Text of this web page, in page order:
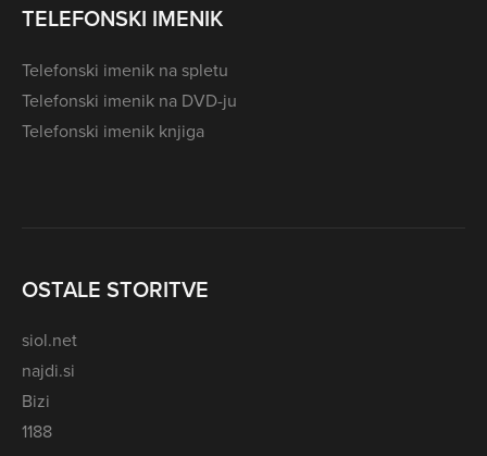
TELEFONSKI IMENIK
Telefonski imenik na spletu
Telefonski imenik na DVD-ju
Telefonski imenik knjiga
OSTALE STORITVE
siol.net
najdi.si
Bizi
1188